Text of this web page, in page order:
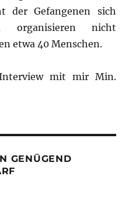
der Gefangenen sich
organisieren nicht
etwa 40 Menschen.
mit mir Min.
GENÜGEND